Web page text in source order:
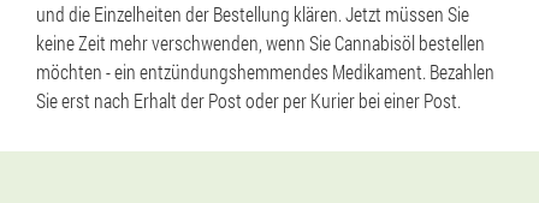
und die Einzelheiten der Bestellung klären. Jetzt müssen Sie
keine Zeit mehr verschwenden, wenn Sie Cannabisöl bestellen
möchten - ein entzündungshemmendes Medikament. Bezahlen
Sie erst nach Erhalt der Post oder per Kurier bei einer Post.